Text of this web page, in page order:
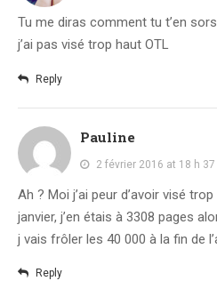
Tu me diras comment tu t’en
j’ai pas visé trop haut OTL
Reply
Pauline
2 février 2016 at 18 h
Ah ? Moi j’ai peur d’avoir visé
janvier, j’en étais à 3308 pages
j vais frôler les 40 000 à la fin de
Reply